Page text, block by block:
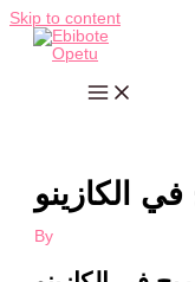
Skip to content
الكازينو
By